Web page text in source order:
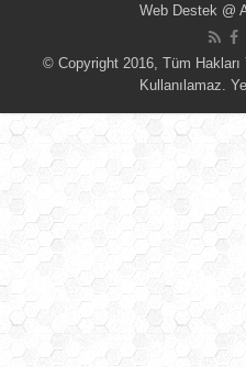
Web Destek @
© Copyright 2016, Tüm
Kullanılamaz.